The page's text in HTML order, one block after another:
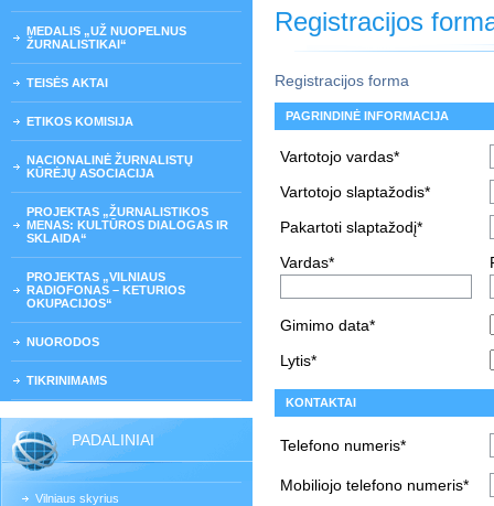
MEDALIS „UŽ NUOPELNUS
ŽURNALISTIKAI“
TEISĖS AKTAI
ETIKOS KOMISIJA
NACIONALINĖ ŽURNALISTŲ
KŪRĖJŲ ASOCIACIJA
PROJEKTAS „ŽURNALISTIKOS
MENAS: KULTŪROS DIALOGAS IR
SKLAIDA“
PROJEKTAS „VILNIAUS
RADIOFONAS – KETURIOS
OKUPACIJOS“
NUORODOS
TIKRINIMAMS
PADALINIAI
Vilniaus skyrius
Registracijos
Registracijos forma
PAGRINDINĖ INFORMACIJA
Vartotojo vardas*
Vartotojo slaptažodis*
Pakartoti slaptažodį*
Vardas*
Gimimo data*
Lytis*
KONTAKTAI
Telefono numeris*
Mobiliojo telefono numeris*